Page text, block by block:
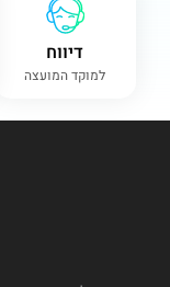
דיווח
למוקד המועצה